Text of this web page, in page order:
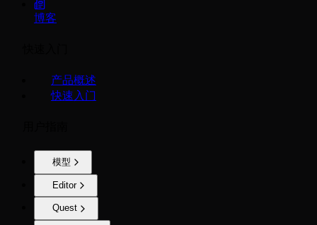
博客
产品概述
快速入门
模型
Editor
Quest